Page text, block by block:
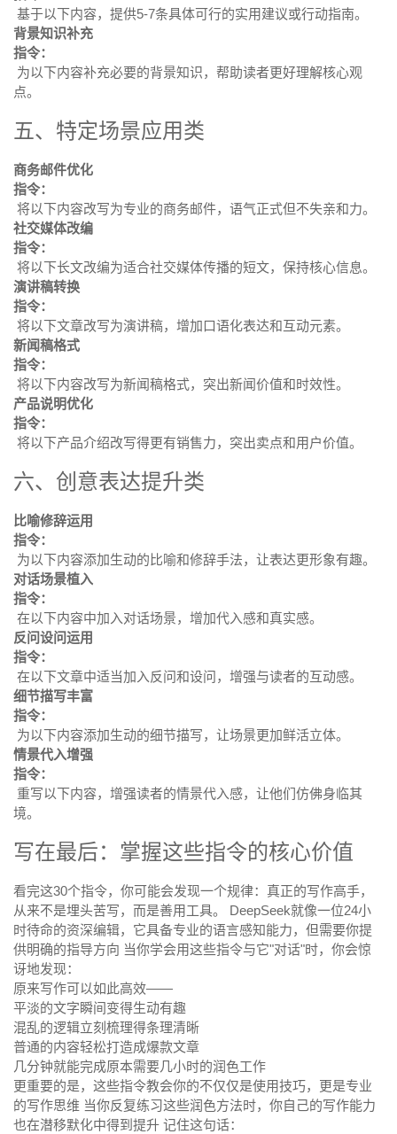
基于以下内容，提供5-7条具体可行的实用建议或行动指南。
背景知识补充
指令：
为以下内容补充必要的背景知识，帮助读者更好理解核心观
点。
五、特定场景应用类
商务邮件优化
指令：
将以下内容改写为专业的商务邮件，语气正式但不失亲和力。
社交媒体改编
指令：
将以下长文改编为适合社交媒体传播的短文，保持核心信息。
演讲稿转换
指令：
将以下文章改写为演讲稿，增加口语化表达和互动元素。
新闻稿格式
指令：
将以下内容改写为新闻稿格式，突出新闻价值和时效性。
产品说明优化
指令：
将以下产品介绍改写得更有销售力，突出卖点和用户价值。
六、创意表达提升类
比喻修辞运用
指令：
为以下内容添加生动的比喻和修辞手法，让表达更形象有趣。
对话场景植入
指令：
在以下内容中加入对话场景，增加代入感和真实感。
反问设问运用
指令：
在以下文章中适当加入反问和设问，增强与读者的互动感。
细节描写丰富
指令：
为以下内容添加生动的细节描写，让场景更加鲜活立体。
情景代入增强
指令：
重写以下内容，增强读者的情景代入感，让他们仿佛身临其
境。
写在最后：掌握这些指令的核心价值
看完这30个指令，你可能会发现一个规律：真正的写作高手，
从来不是埋头苦写，而是善用工具。 DeepSeek就像一位24小
时待命的资深编辑，它具备专业的语言感知能力，但需要你提
供明确的指导方向 当你学会用这些指令与它"对话"时，你会惊
讶地发现：
原来写作可以如此高效——
平淡的文字瞬间变得生动有趣
混乱的逻辑立刻梳理得条理清晰
普通的内容轻松打造成爆款文章
几分钟就能完成原本需要几小时的润色工作
更重要的是，这些指令教会你的不仅仅是使用技巧，更是专业
的写作思维 当你反复练习这些润色方法时，你自己的写作能力
也在潜移默化中得到提升 记住这句话：